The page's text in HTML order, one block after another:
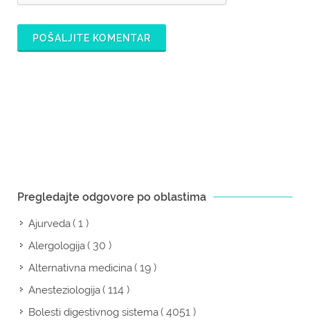
POŠALJITE KOMENTAR
Pregledajte odgovore po oblastima
Ajurveda( 1 )
Alergologija( 30 )
Alternativna medicina( 19 )
Anesteziologija( 114 )
Bolesti digestivnog sistema( 4051 )